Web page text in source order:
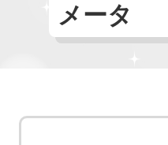
メータ